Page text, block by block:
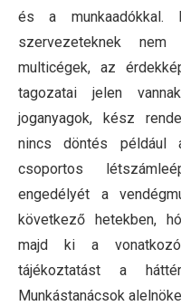
és a munkaadókkal.
szervezeteknek
multicégek, az
tagozatai jelen
joganyagok, kész
nincs döntés például
csoportos
engedélyét a
következő hetekben,
majd ki a
tájékoztatást a
Munkástanácsok